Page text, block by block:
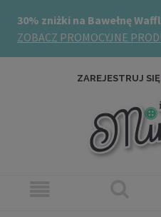
ZAREJESTRUJ SIĘ